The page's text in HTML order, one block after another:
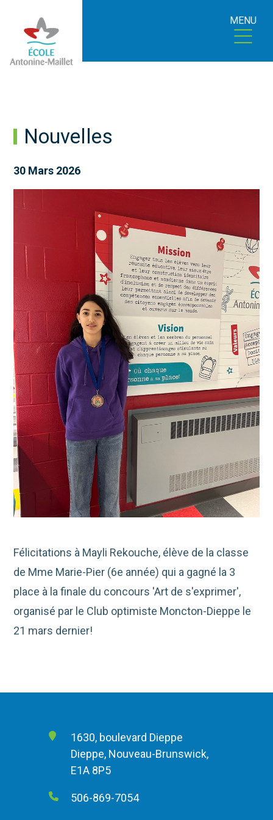
MENU
Nouvelles
30 Mars 2026
Félicitations à Mayli Rekouche, élève de la classe
de Mme Marie-Pier (6e année) qui a gagné la 3
place à la finale du concours 'Art de s'exprimer',
organisé par le Club optimiste Moncton-Dieppe le
21 mars dernier!
1630, boulevard Dieppe
Dieppe, Nouveau-Brunswick,
E1A 8P5
506-869-7054